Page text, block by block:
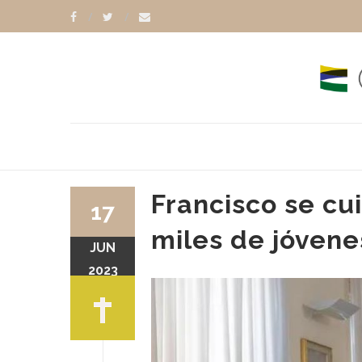
Francisco se
miles de
17
JUN
2023